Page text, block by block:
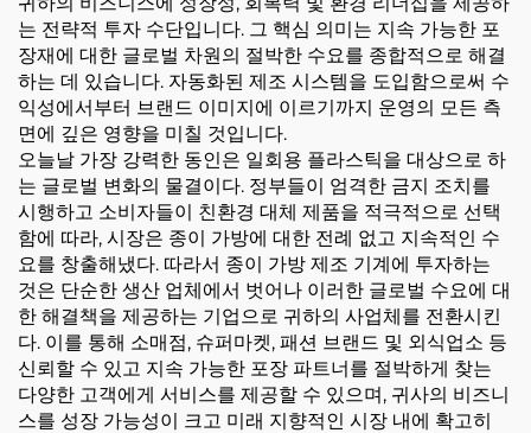
는 전략적 투자 수단입니다. 그 핵심 의미는 지속 가능한 포
장재에 대한 글로벌 차원의 절박한 수요를 종합적으로 해결
하는 데 있습니다. 자동화된 제조 시스템을 도입함으로써 수
익성에서부터 브랜드 이미지에 이르기까지 운영의 모든 측
면에 깊은 영향을 미칠 것입니다.
오늘날 가장 강력한 동인은 일회용 플라스틱을 대상으로 하
는 글로벌 변화의 물결이다. 정부들이 엄격한 금지 조치를
시행하고 소비자들이 친환경 대체 제품을 적극적으로 선택
함에 따라, 시장은 종이 가방에 대한 전례 없고 지속적인 수
요를 창출해냈다. 따라서 종이 가방 제조 기계에 투자하는
것은 단순한 생산 업체에서 벗어나 이러한 글로벌 수요에 대
한 해결책을 제공하는 기업으로 귀하의 사업체를 전환시킨
다. 이를 통해 소매점, 슈퍼마켓, 패션 브랜드 및 외식업소 등
신뢰할 수 있고 지속 가능한 포장 파트너를 절박하게 찾는
다양한 고객에게 서비스를 제공할 수 있으며, 귀사의 비즈니
스를 성장 가능성이 크고 미래 지향적인 시장 내에 확고히